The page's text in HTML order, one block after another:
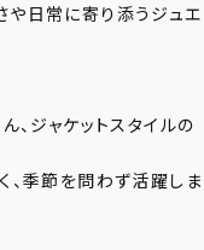
や日常に寄り添うジュエ
、ジャケットスタイルの
、季節を問わず活躍しま